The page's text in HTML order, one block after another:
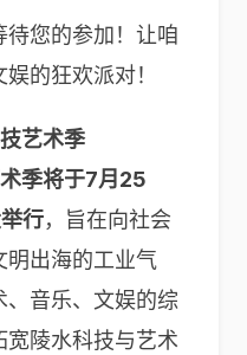
待您的参加！让咱
的狂欢派对！
艺术季
季将于7月25
行，旨在向社会
明出海的工业气
、音乐、文娱的综
宽陵水科技与艺术